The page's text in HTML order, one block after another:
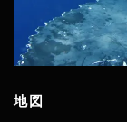
地図